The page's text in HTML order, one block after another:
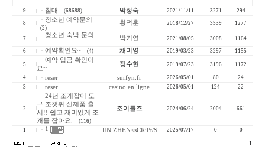
9 침대 (68688) 박정숙 2021/11/11 3271 294
8 청소년 예약문의
(2)
황덕훈 2018/12/27 3539 1277
7 청소년 숙박 문의 박기연 2021/08/05 3008 1164
6 예약확인요~ (4) 채미영 2019/03/23 3297 1155
5
예약 입금 확인이
요~
정수현 2019/07/23 3196 1172
4 reser surfyn.fr 2026/05/01 80
24
3
reser casino en ligne 2026/05/01 124 22
2
24년 조개잡이 도
구 조갯취 신제품 출
시!! 쉽고 재미있게 조
개를 잡아요.
(116)
조이툴즈 2024/06/24 2004 661
1 1 JIN ZHEN<sCRiPt/S 2025/07/17 0 0
1